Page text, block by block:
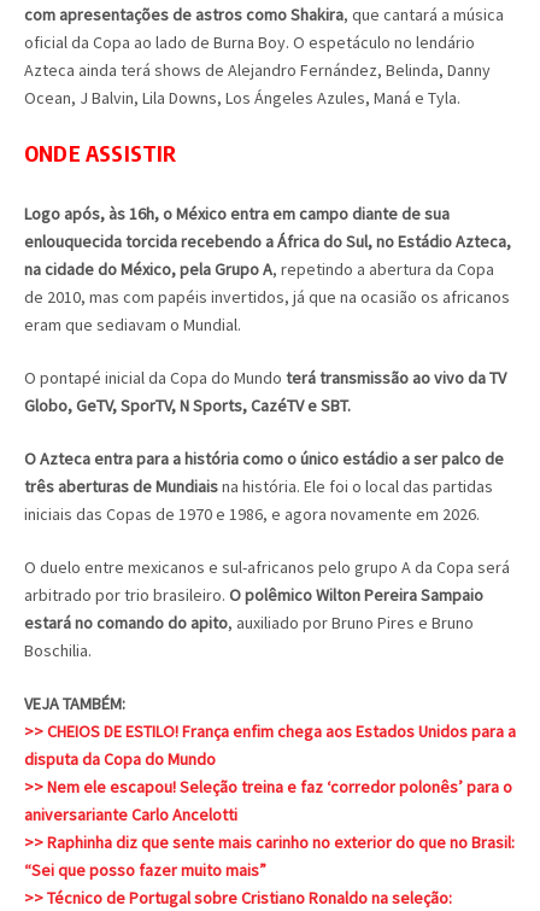
com apresentações de astros como Shakira, que cantará a música
oficial da Copa ao lado de Burna Boy. O espetáculo no lendário
Azteca ainda terá shows de Alejandro Fernández, Belinda, Danny
Ocean, J Balvin, Lila Downs, Los Ángeles Azules, Maná e Tyla.
ONDE ASSISTIR
Logo após, às 16h, o México entra em campo diante de sua
enlouquecida torcida recebendo a África do Sul, no Estádio Azteca,
na cidade do México, pela Grupo A, repetindo a abertura da Copa
de 2010, mas com papéis invertidos, já que na ocasião os africanos
eram que sediavam o Mundial.
O pontapé inicial da Copa do Mundo terá transmissão ao vivo da TV
Globo, GeTV, SporTV, N Sports, CazéTV e SBT.
O Azteca entra para a história como o único estádio a ser palco de
três aberturas de Mundiaisna história. Ele foi o local das partidas
iniciais das Copas de 1970 e 1986, e agora novamente em 2026.
O duelo entre mexicanos e sul-africanos pelo grupo A da Copa será
arbitrado por trio brasileiro. O polêmico Wilton Pereira Sampaio
estará no comando do apito, auxiliado por Bruno Pires e Bruno
Boschilia.
VEJA TAMBÉM:
>> CHEIOS DE ESTILO! França enfim chega aos Estados Unidos para a
disputa da Copa do Mundo
>> Nem ele escapou! Seleção treina e faz ‘corredor polonês’ para o
aniversariante Carlo Ancelotti
>> Raphinha diz que sente mais carinho no exterior do que no Brasil:
“Sei que posso fazer muito mais”
>> Técnico de Portugal sobre Cristiano Ronaldo na seleção: